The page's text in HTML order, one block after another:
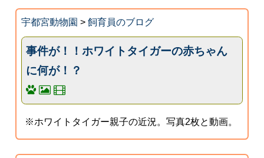
宇都宮動物園 > 飼育員のブログ
事件が！！ホワイトタイガーの赤ちゃん
に何が！？
※ホワイトタイガー親子の近況。写真2枚と動画。